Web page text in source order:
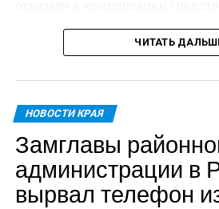
одним из главных символов
этом городе функционируют
пластинку с 7-й симфонией
произведение впервые было
Куйбышеве (прежнее название
где великий композитор
находился во время эвакуации.
Задолго до происшествия семья
жить в Москву. На судебное
Когда произошло авария, Влад
ехали в автобусе «Диана-Тур» из
Волгоград. Однако поездка
жизни несовершеннолетнего.
ЧИТАТЬ
НОВОСТИ КРАЯ
Замглавы
администрации в
вырвал телефон